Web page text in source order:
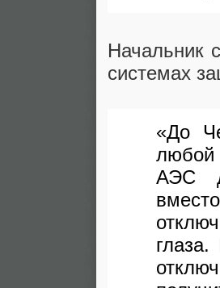
Начальник
системах
«До
любой
АЭС